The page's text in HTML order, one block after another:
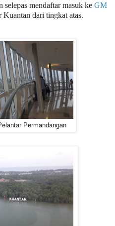
selepas mendaftar masuk ke GM
Kuantan dari tingkat atas.
Permandangan